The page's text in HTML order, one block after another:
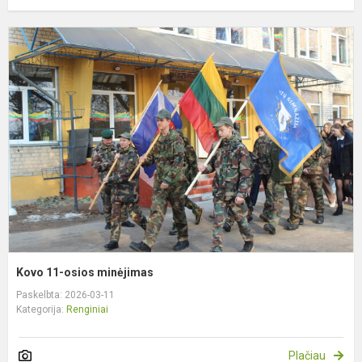
Kovo 11-osios minėjimas
Paskelbta: 2026-03-11
Kategorija: Renginiai
Plačiau